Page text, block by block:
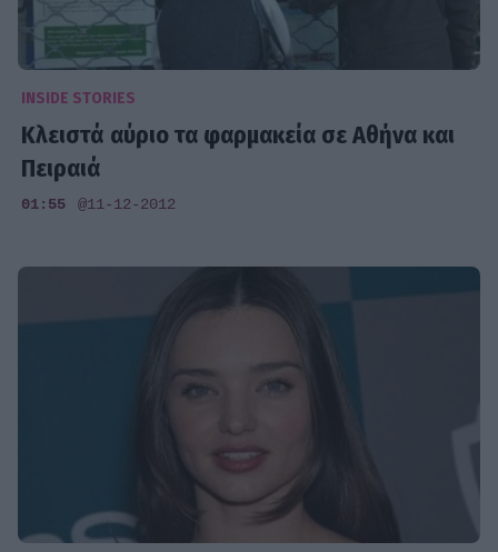
INSIDE STORIES
Κλειστά αύριο τα φαρμακεία σε Αθήνα και
Πειραιά
01:55 @11-12-2012